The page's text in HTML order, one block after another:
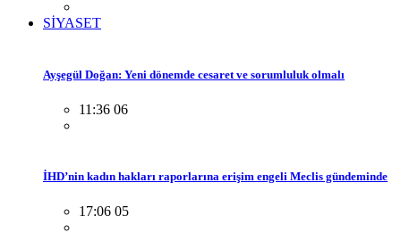
SİYASET
Ayşegül Doğan: Yeni dönemde cesaret ve sorumluluk olmalı
11:36 06
İHD’nin kadın hakları raporlarına erişim engeli Meclis gündeminde
17:06 05